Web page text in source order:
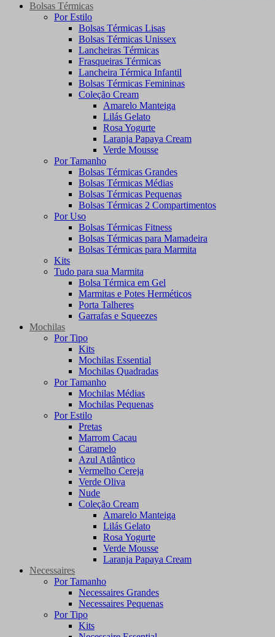
Bolsas Térmicas
Por Estilo
Bolsas Térmicas Lisas
Bolsas Térmicas Unissex
Lancheiras Térmicas
Frasqueiras Térmicas
Lancheira Térmica Infantil
Bolsas Térmicas Femininas
Coleção Cream
Amarelo Manteiga
Lilás Gelato
Rosa Yogurte
Laranja Papaya Cream
Verde Mousse
Por Tamanho
Bolsas Térmicas Grandes
Bolsas Térmicas Médias
Bolsas Térmicas Pequenas
Bolsas Térmicas 2 Compartimentos
Por Uso
Bolsas Térmicas Fitness
Bolsas Térmicas para Mamadeira
Bolsas Térmicas para Marmita
Kits
Tudo para sua Marmita
Bolsa Térmica em Gel
Marmitas e Potes Herméticos
Porta Talheres
Garrafas e Squeezes
Mochilas
Por Tipo
Kits
Mochilas Essential
Mochilas Quadradas
Por Tamanho
Mochilas Médias
Mochilas Pequenas
Por Estilo
Pretas
Marrom Cacau
Caramelo
Azul Atlântico
Vermelho Cereja
Verde Oliva
Nude
Coleção Cream
Amarelo Manteiga
Lilás Gelato
Rosa Yogurte
Verde Mousse
Laranja Papaya Cream
Necessaires
Por Tamanho
Necessaires Grandes
Necessaires Pequenas
Por Tipo
Kits